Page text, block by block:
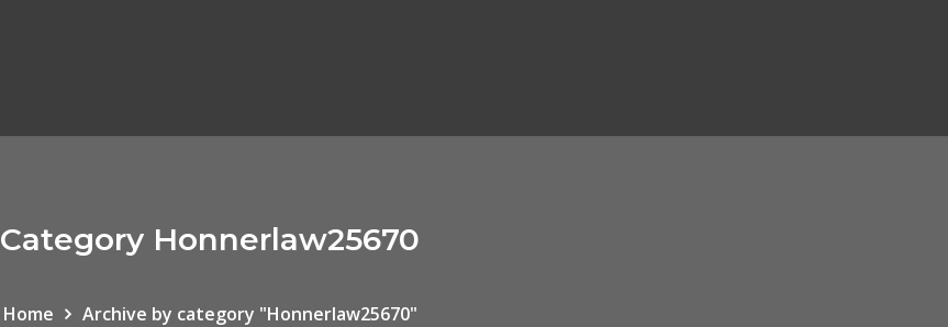
Category Honnerlaw25670
Home Archive by category "Honnerlaw25670"